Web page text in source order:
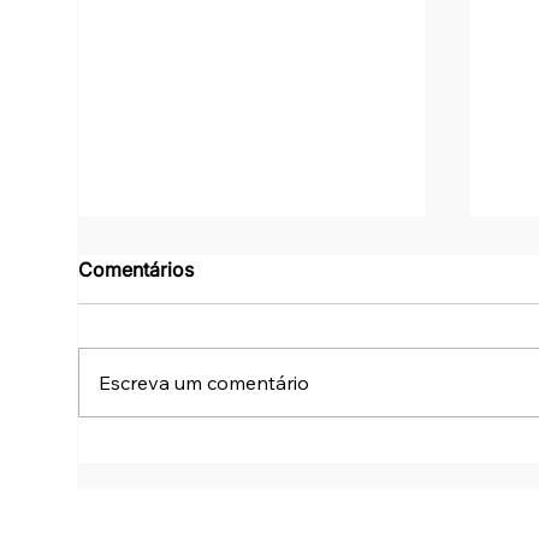
Comentários
Escreva um comentário